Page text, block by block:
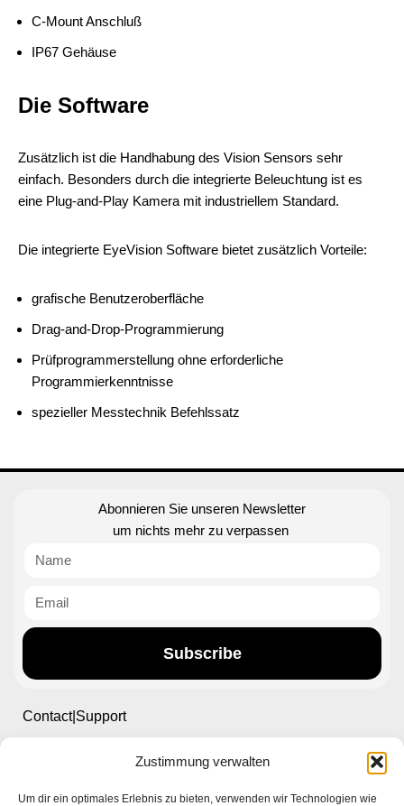
Zustimmung verwalten
Um dir ein optimales Erlebnis zu bieten, verwenden wir Technologien wie
C-Mount Anschluß
IP67 Gehäuse
Die Software
Zusätzlich ist die Handhabung des Vision Sensors sehr
einfach. Besonders durch die integrierte Beleuchtung ist es
eine Plug-and-Play Kamera mit industriellem Standard.
Die integrierte EyeVision Software bietet zusätzlich Vorteile:
grafische Benutzeroberfläche
Drag-and-Drop-Programmierung
Prüfprogrammerstellung ohne erforderliche
Programmierkenntnisse
spezieller Messtechnik Befehlssatz
Abonnieren Sie unseren Newsletter
um nichts mehr zu verpassen
Subscribe
Contact|Support
Ettlinger Straße 59, 76137 Karlsruhe, Germany